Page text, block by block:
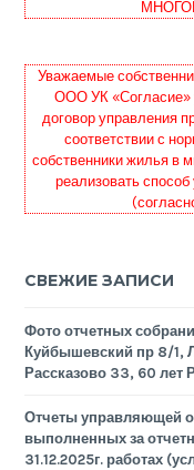
Уважаемые
ООО УК «Согласие»
договор управления
соответствии с
собственники жилья в
реализовать
СВЕЖИЕ ЗАПИСИ
Фото отчетных
Куйбышевский пр 8/1,
Рассказово 33, 60 лет
Отчеты управляющей
выполненных за
31.12.2025г. работах